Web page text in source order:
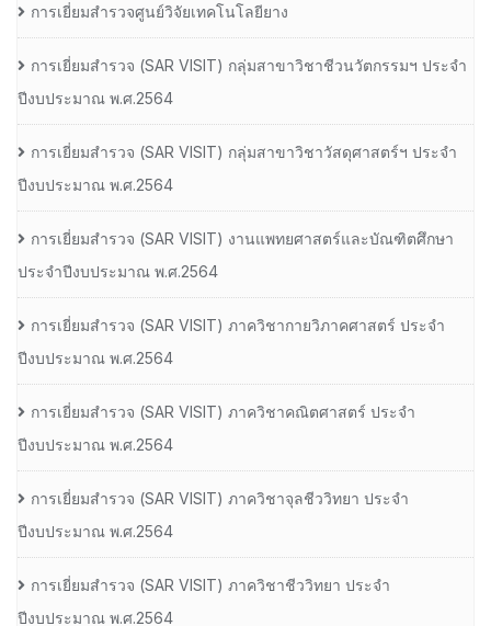
การเยี่ยมสำรวจศูนย์วิจัยเทคโนโลยียาง
การเยี่ยมสํารวจ (SAR VISIT) กลุ่มสาขาวิชาชีวนวัตกรรมฯ ประจํา
ปีงบประมาณ พ.ศ.2564
การเยี่ยมสํารวจ (SAR VISIT) กลุ่มสาขาวิชาวัสดุศาสตร์ฯ ประจํา
ปีงบประมาณ พ.ศ.2564
การเยี่ยมสํารวจ (SAR VISIT) งานแพทยศาสตร์และบัณฑิตศึกษา
ประจําปีงบประมาณ พ.ศ.2564
การเยี่ยมสํารวจ (SAR VISIT) ภาควิชากายวิภาคศาสตร์ ประจํา
ปีงบประมาณ พ.ศ.2564
การเยี่ยมสํารวจ (SAR VISIT) ภาควิชาคณิตศาสตร์ ประจํา
ปีงบประมาณ พ.ศ.2564
การเยี่ยมสํารวจ (SAR VISIT) ภาควิชาจุลชีววิทยา ประจํา
ปีงบประมาณ พ.ศ.2564
การเยี่ยมสํารวจ (SAR VISIT) ภาควิชาชีววิทยา ประจํา
ปีงบประมาณ พ.ศ.2564